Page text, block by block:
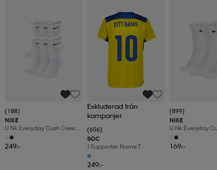
(188)
NIKE
U Nk Everyday Cush Crew
6pr-Bd
249:-
Exkluderad från
kampanjer
(656)
SOC
J Supporter Name T
249:-
(899)
NIKE
U Nk Everyday
3pr
169:-